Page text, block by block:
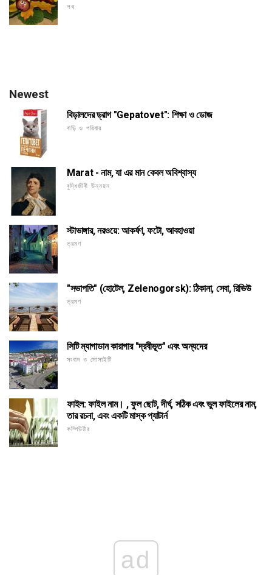
শখ
Newest
বিড়ালদের ড্রাগ "Gepatovet": শিক্ষা ও ডোজ
বাড়ি ও পরিবার
Marat - নাম, যা এর মান কেবল অবিশ্বাস্য
বুদ্ধিজীবী উন্নয়ন
স্টাভাঙ্গার, নরওয়ে: আকর্ষণ, ফটো, আবহাওয়া
ভ্রমণ
"সভাপতি" (হোটেল, Zelenogorsk): ঠিকানা, সেবা, রিভিউ
ভ্রমণ
সিটি ম্যাগাডান কারাগার "দ্রবীভূত" এবং অন্যদের
সংবাদ ও সোসাইটি
ফাইল: ফাইল নাম। , ফুল ছোট, দীর্ঘ, সঠিক এবং ভুল ফাইলের নাম,
তার রচনা, এবং একটি মাস্ক প্যাটার্ন
কম্পিউটার
ad